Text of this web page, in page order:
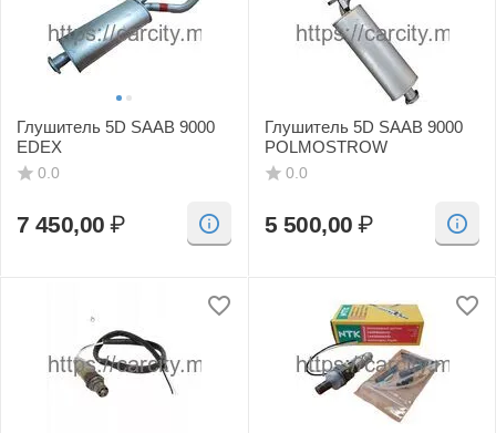
Глушитель 5D SAAB 9000
EDEX
0.0
7 450,00 ₽
Глушитель 5D SAAB 9000
POLMOSTROW
0.0
5 500,00 ₽